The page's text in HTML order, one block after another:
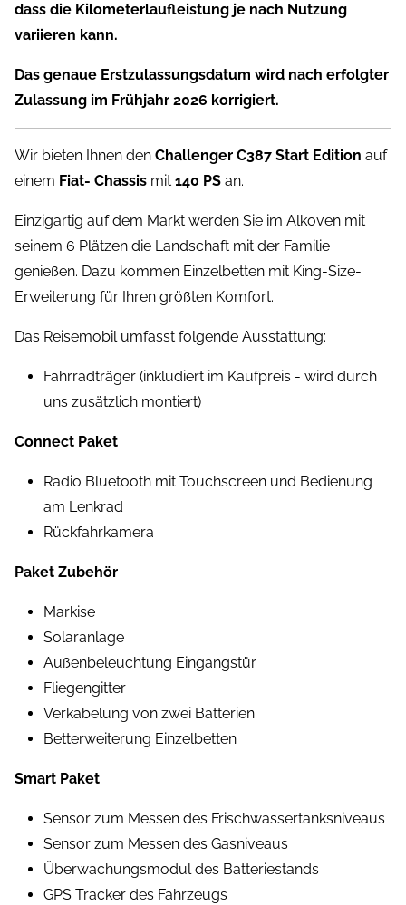
dass die Kilometerlaufleistung je nach Nutzung
variieren kann.
Das genaue Erstzulassungsdatum wird nach erfolgter
Zulassung im Frühjahr 2026 korrigiert.
Wir bieten Ihnen den Challenger C387 Start Edition auf
einem Fiat- Chassis mit 140 PS an.
Einzigartig auf dem Markt werden Sie im Alkoven mit
seinem 6 Plätzen die Landschaft mit der Familie
genießen. Dazu kommen Einzelbetten mit King-Size-
Erweiterung für Ihren größten Komfort.
Das Reisemobil umfasst folgende Ausstattung:
Fahrradträger (inkludiert im Kaufpreis - wird durch
uns zusätzlich montiert)
Connect Paket
Radio Bluetooth mit Touchscreen und Bedienung
am Lenkrad
Rückfahrkamera
Paket Zubehör
Markise
Solaranlage
Außenbeleuchtung Eingangstür
Fliegengitter
Verkabelung von zwei Batterien
Betterweiterung Einzelbetten
Smart Paket
Sensor zum Messen des Frischwassertanksniveaus
Sensor zum Messen des Gasniveaus
Überwachungsmodul des Batteriestands
GPS Tracker des Fahrzeugs